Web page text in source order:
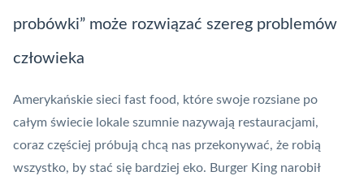
probówki” może rozwiązać szereg problemów
człowieka
Amerykańskie sieci fast food, które swoje rozsiane po
całym świecie lokale szumnie nazywają restauracjami,
coraz częściej próbują chcą nas przekonywać, że robią
wszystko, by stać się bardziej eko. Burger King narobił